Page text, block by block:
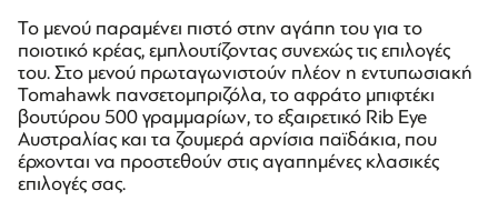
Το μενού παραμένει πιστό στην αγάπη του για το
ποιοτικό κρέας, εμπλουτίζοντας συνεχώς τις επιλογές
του. Στο μενού πρωταγωνιστούν πλέον η εντυπωσιακή
Tomahawk πανσετομπριζόλα, το αφράτο μπιφτέκι
βουτύρου 500 γραμμαρίων, το εξαιρετικό Rib Eye
Αυστραλίας και τα ζουμερά αρνίσια παϊδάκια, που
έρχονται να προστεθούν στις αγαπημένες κλασικές
επιλογές σας.